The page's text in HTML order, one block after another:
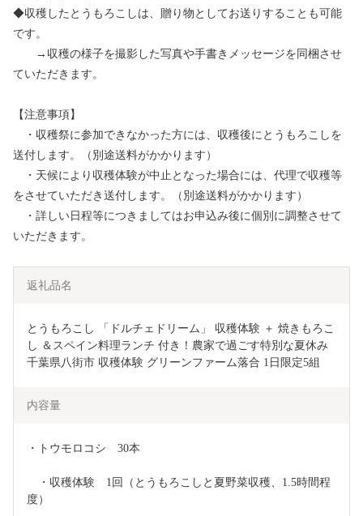
◆収穫したとうもろこしは、贈り物としてお送りすることも可能
です。
→収穫の様子を撮影した写真や手書きメッセージを同梱させ
ていただきます。
【注意事項】
・収穫祭に参加できなかった方には、収穫後にとうもろこしを
送付します。（別途送料がかかります）
・天候により収穫体験が中止となった場合には、代理で収穫等
をさせていただき送付します。（別途送料がかかります）
・詳しい日程等につきましてはお申込み後に個別に調整させて
いただきます。
返礼品名
とうもろこし 「ドルチェドリーム」 収穫体験 ＋ 焼きもろこ
し ＆スペイン料理ランチ 付き！農家で過ごす特別な夏休み
千葉県八街市 収穫体験 グリーンファーム落合 1日限定5組
内容量
・トウモロコシ　30本
・収穫体験　1回（とうもろこしと夏野菜収穫、1.5時間程
度）